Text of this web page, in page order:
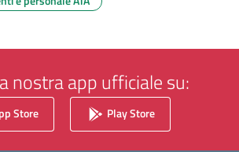
nostra app ufficiale su:
Store Play Store